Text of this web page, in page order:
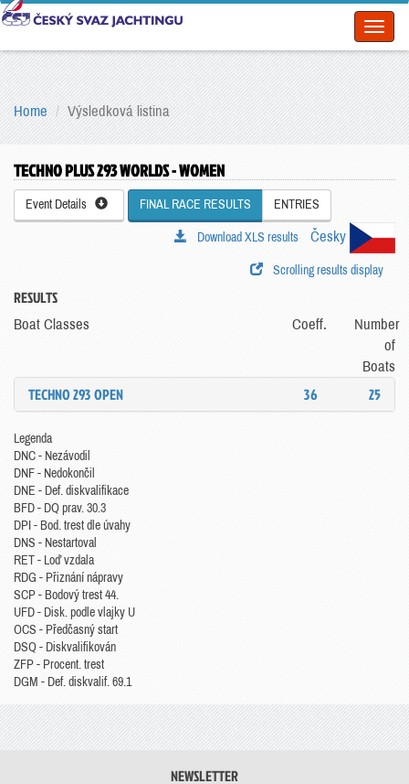
Home Výsledková listina
TECHNO PLUS 293 WORLDS - WOMEN
Event Details FINAL RACE RESULTS ENTRIES
Česky
Download XLS results
Scrolling results display
RESULTS
Boat Classes Coeff.
Number
of
Boats
TECHNO 293 OPEN 36 25
Legenda
DNC - Nezávodil
DNF - Nedokončil
DNE - Def. diskvalifikace
BFD - DQ prav. 30.3
DPI - Bod. trest dle úvahy
DNS - Nestartoval
RET - Loď vzdala
RDG - Přiznání nápravy
SCP - Bodový trest 44.
UFD - Disk. podle vlajky U
OCS - Předčasný start
DSQ - Diskvalifikován
ZFP - Procent. trest
DGM - Def. diskvalif. 69.1
NEWSLETTER